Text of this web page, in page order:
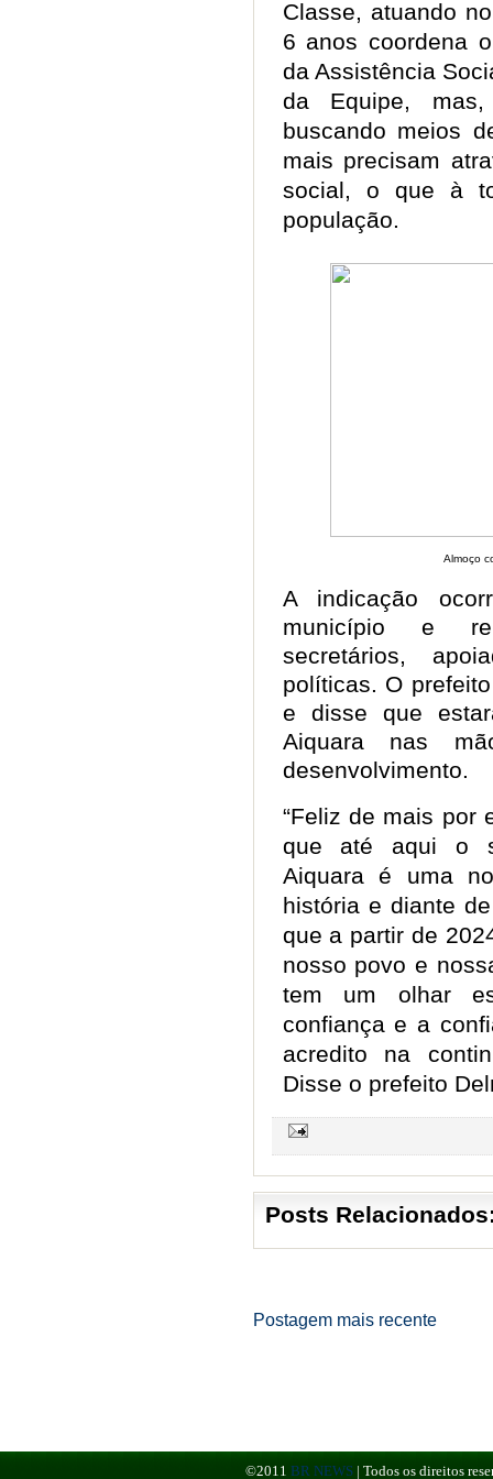
Classe, atuando
6 anos coordena
da Assistência
da Equipe,
buscando meios
mais precisam
social, o que à
população.
Almoço
A indicação
município e
secretários,
políticas. O
e disse que
Aiquara nas
desenvolvimento.
“Feliz de mais por
que até aqui o
Aiquara é uma
história e diante
que a partir de
nosso povo e
tem um olhar
confiança e a
acredito na
Disse o prefeito
Posts
Postagem mais recente
©2011 BR NEWS | Todos os direitos